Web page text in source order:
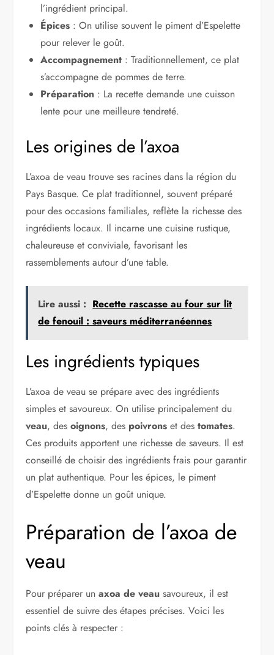
l’ingrédient principal.
Épices : On utilise souvent le piment d’Espelette
pour relever le goût.
Accompagnement : Traditionnellement, ce plat
s’accompagne de pommes de terre.
Préparation : La recette demande une cuisson
lente pour une meilleure tendreté.
Les origines de l’axoa
L’axoa de veau trouve ses racines dans la région du
Pays Basque. Ce plat traditionnel, souvent préparé
pour des occasions familiales, reflète la richesse des
ingrédients locaux. Il incarne une cuisine rustique,
chaleureuse et conviviale, favorisant les
rassemblements autour d’une table.
Lire aussi : Recette rascasse au four sur lit
de fenouil : saveurs méditerranéennes
Les ingrédients typiques
L’axoa de veau se prépare avec des ingrédients
simples et savoureux. On utilise principalement du
veau, desoignons, des poivrons et destomates.
Ces produits apportent une richesse de saveurs. Il est
conseillé de choisir des ingrédients frais pour garantir
un plat authentique. Pour les épices, le piment
d’Espelette donne un goût unique.
Préparation de l’axoa de
veau
Pour préparer unaxoa de veau savoureux, il est
essentiel de suivre des étapes précises. Voici les
points clés à respecter :